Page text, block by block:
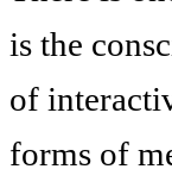
is the
of
forms of